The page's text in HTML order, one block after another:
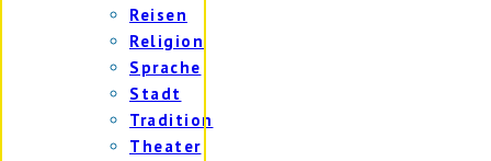
Reisen
Religion
Sprache
Stadt
Tradition
Theater